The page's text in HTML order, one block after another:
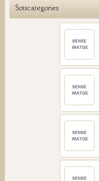
Sotscategories